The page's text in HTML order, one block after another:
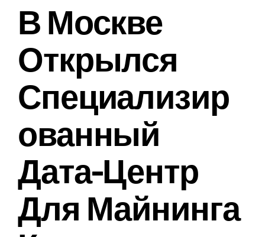
В Москве
Открылся
Специализир
Ованный
Дата-Центр
Для Майнинга